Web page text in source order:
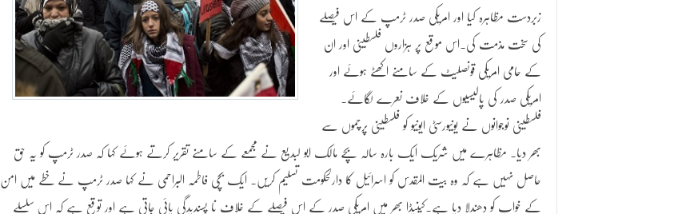
زبردست مظاہرہ کیا اور امریکی صدر ٹرمپ کے اس فیصلے
کی سخت مذمت کی۔اس موقع پر ہزاروں فلسطینی اور ان
کے حامی امریکی قونصلیٹ کے سامنے اکھٹے ہوئے اور
امریکی صدر کی پالیسیوں کے خلاف نعرے لگائے۔
فلسطینی نوجوانوں نے یونیورسٹی ایونیو کو فلسطینی پرچموں سے
بھر دیا۔ مظاہرے میں شریک ایک بارہ سالہ بچے مالک ابو لبدیع نے مجمعے کے سامنے تقریر کرتے ہوئے کہا کہ صدر ٹرمپ کو یہ حق
حاصل نہیں ہے کہ وہ بیت المقدس کو اسرائیل کا دارلحکومت تسلیم کریں۔ ایک بچی فاطمہ البراحمی نے کہا صدر ٹرمپ نے خطے میں امن
کے خواب کو دھندلا دیا ہے۔کینیڈا بھر میں امریکی صدر کے اس فیصلے کے خلاف نا پسندیدگی پائی جاتی ہے اور توقع ہے کہ اس سلسلے